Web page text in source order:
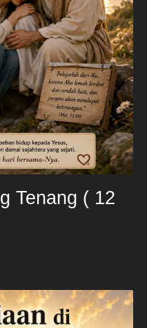
Tenang ( 12